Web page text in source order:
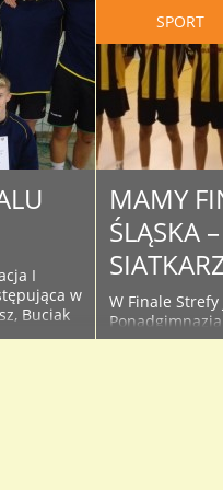
I
w
Buciak
SPORT
MAMY
ŚLĄSKA
W Finale Strefy
Chłopców